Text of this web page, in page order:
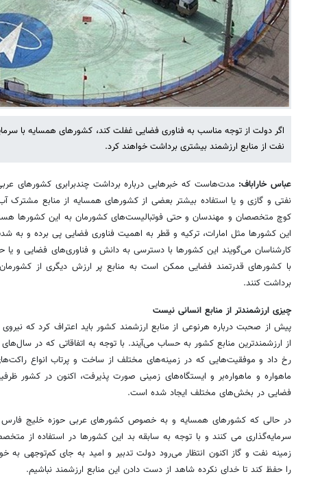
اگر دولت از توجه مناسب به فناوری فضایی غفلت کند، کشورهای همسایه با
نفت از منابع ارزشمند بیشتری برداشت خواهند کرد.
عباس خاراباف: مدت‌هاست که خبرهایی درباره برداشت چندبرابری کشورهای
نفتی و گازی و یا استفاده بیشتر بعضی از کشورهای همسایه از منابع
کوچ متخصصان و مهندسان و حتی فوتبالیست‌های کشورمان به این کشورها
این کشورها مثل امارات، ترکیه و قطر به اهمیت فناوری فضایی پی برده و به
کارشناسان می‌گویند این کشورها با دسترسی به دانش و فناوری‌های فضایی و یا
با کشورهای قدرتمند فضایی ممکن است به منابع پر ارزش دیگری از
برداشت کنند.
چیزی ارزشمندتر از منابع انسانی نیست
پیش از صحبت درباره هرنوعی از منابع ارزشمند کشور باید اعتراف کرد که
از ارزشمندترین منابع کشور به حساب می‌آیند. با توجه به اتفاقاتی که در
رخ داد و موفقیت‌هایی که در زمینه‌های مختلف از ساخت و پرتاب انواع
ماهواره و ماهواره‌بر و ایستگاه‌های زمینی صورت پذیرفت، اکنون در کشور
فضایی در بخش‌های مختلف ایجاد شده است.
در حالی که کشورهای همسایه و به خصوص کشورهای عربی حوزه خلیج فارس
سرمایه‌گذاری می کنند و با توجه به سابقه بد این کشورها در استفاده از
زمینه نفت و گاز اکنون انتظار می‌رود دولت تدبیر و امید به جای کم‌توجهی به
را حفظ کند تا خدای نکرده شاهد از دست دادن این منابع ارزشمند نباشیم.